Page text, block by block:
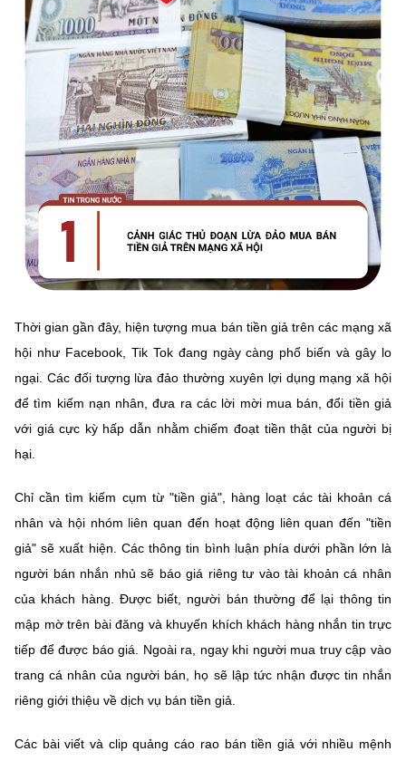
Tiêu chuẩn, đo lường, chất lượng
Năng lượng nguyên tử
Voice
Nhiệm vụ trọng tâm
Chọn ngôn ngữ
Vietnamese English
BỘ KHOA HỌC VÀ CÔNG NGHỆ
MINISTRY OF SCIENCE AND TECHNOLOGY
Điều khoản sử dụng Theo dõi MST: Góp ý
Cơ quan chủ quản: Bộ Khoa học và Công nghệ (MST)
Chịu trách nhiệm nội dung: Nguyễn Thị Hải Hằng
Giám đốc Trung tâm Truyền thông Khoa học và Công nghệ.
Liên hệ
Điện thoại: 024 3936 9506
Email:
(Ghi rõ nguồn "https://mst.gov.vn" khi phát hành lại thông tin từ
website này)
Thời gian gần đây, hiện tượng mua bán tiền giả trên các mạng xã
hội như Facebook, Tik Tok đang ngày càng phổ biến và gây lo
ngại. Các đối tượng lừa đảo thường xuyên lợi dụng mạng xã hội
để tìm kiếm nạn nhân, đưa ra các lời mời mua bán, đổi tiền giả
với giá cực kỳ hấp dẫn nhằm chiếm đoạt tiền thật của người bị
hại.
Chỉ cần tìm kiếm cụm từ "tiền giả", hàng loạt các tài khoản cá
nhân và hội nhóm liên quan đến hoạt động liên quan đến "tiền
giả" sẽ xuất hiện. Các thông tin bình luận phía dưới phần lớn là
người bán nhắn nhủ sẽ báo giá riêng tư vào tài khoản cá nhân
của khách hàng. Được biết, người bán thường để lại thông tin
mập mờ trên bài đăng và khuyến khích khách hàng nhắn tin trực
tiếp để được báo giá. Ngoài ra, ngay khi người mua truy cập vào
trang cá nhân của người bán, họ sẽ lập tức nhận được tin nhắn
riêng giới thiệu về dịch vụ bán tiền giả.
Các bài viết và clip quảng cáo rao bán tiền giả với nhiều mệnh